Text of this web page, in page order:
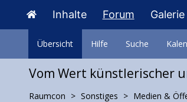
Inhalte Forum Galerie
Übersicht Hilfe Suche
Vom Wert künstlerischer
Raumcon Sonstiges Medien &